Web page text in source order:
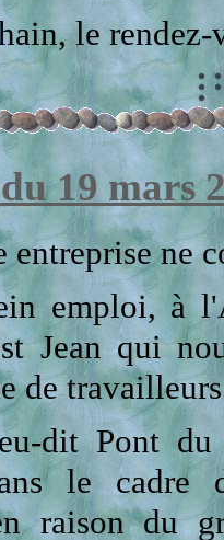
le rendez-
19 mars
entreprise ne
emploi, à
Jean qui
de
dit Pont du
le cadre
raison du